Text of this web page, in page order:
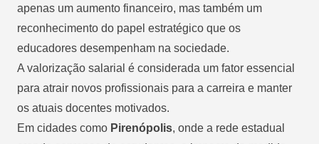
apenas um aumento financeiro, mas também um
reconhecimento do papel estratégico que os
educadores desempenham na sociedade.
A valorização salarial é considerada um fator essencial
para atrair novos profissionais para a carreira e manter
os atuais docentes motivados.
Em cidades como Pirenópolis, onde a rede estadual